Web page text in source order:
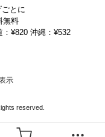
とに
無料
¥820 沖縄：¥532
示
reserved.